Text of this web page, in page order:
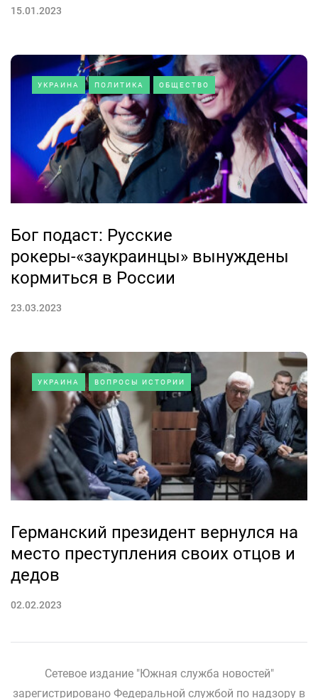
15.01.2023
УКРАИНА ПОЛИТИКА ОБЩЕСТВО
Бог подаст: Русские
рокеры-«заукраинцы» вынуждены
кормиться в России
23.03.2023
УКРАИНА ВОПРОСЫ ИСТОРИИ
Германский президент вернулся на
место преступления своих отцов и
дедов
02.02.2023
Сетевое издание "Южная служба новостей"
зарегистрировано Федеральной службой по надзору в